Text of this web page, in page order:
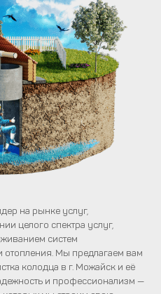
на рынке услуг,
целого спектра услуг,
систем
отопления. Мы предлагаем вам
колодца в г. Можайск и её
и профессионализм —